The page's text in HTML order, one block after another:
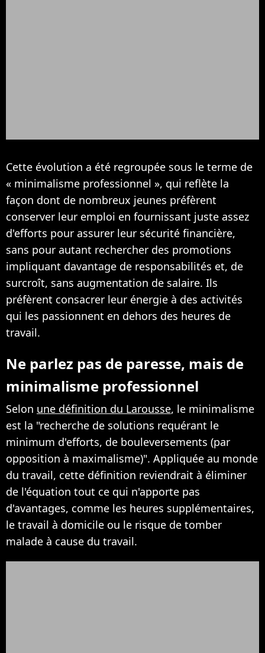
Cette évolution a été regroupée sous le terme de
« minimalisme professionnel », qui reflète la
façon dont de nombreux jeunes préfèrent
conserver leur emploi en fournissant juste assez
d'efforts pour assurer leur sécurité financière,
sans pour autant rechercher des promotions
impliquant davantage de responsabilités et, de
surcroît, sans augmentation de salaire. Ils
préfèrent consacrer leur énergie à des activités
qui les passionnent en dehors des heures de
travail.
Ne parlez pas de paresse, mais de
minimalisme professionnel
Selon une définition du Larousse, le minimalisme
est la "recherche de solutions requérant le
minimum d'efforts, de bouleversements (par
opposition à maximalisme)". Appliquée au monde
du travail, cette définition reviendrait à éliminer
de l'équation tout ce qui n'apporte pas
d'avantages, comme les heures supplémentaires,
le travail à domicile ou le risque de tomber
malade à cause du travail.